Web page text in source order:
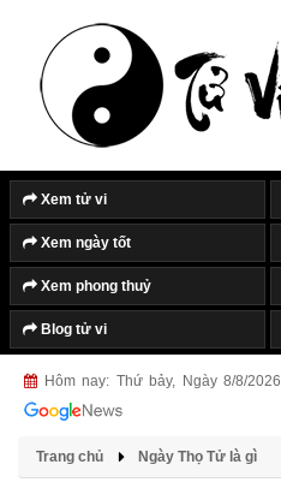
Xem tử vi
Xem ngày tốt
Xem phong thuỷ
Blog tử vi
Hôm nay: Thứ bảy, Ngày 8/8/2026
Trang chủ Ngày Thọ Tử là gì